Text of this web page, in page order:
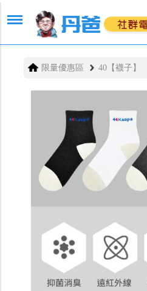
限量優惠區 40【襪子】